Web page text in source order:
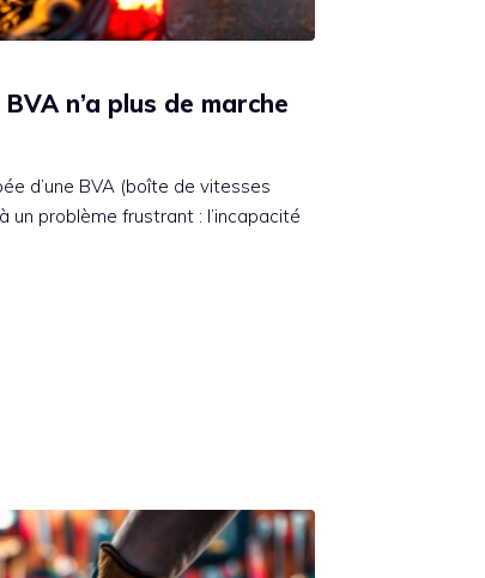
n’a plus de marche
d’une BVA (boîte de vitesses
problème frustrant : l’incapacité